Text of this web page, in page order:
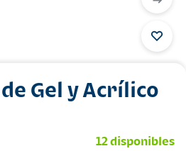
Gel y Acrílico
12 disponibles